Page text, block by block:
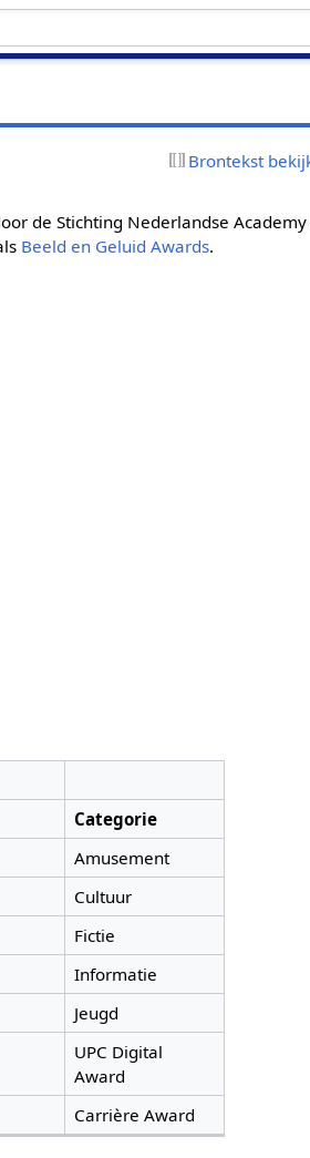
Brontekst
de Stichting Nederlandse
Beeld en Geluid Awards.
Categorie
Amusement
Cultuur
Fictie
Informatie
Jeugd
UPC Digital
Award
Carrière Award